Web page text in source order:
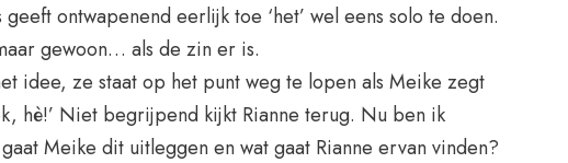
geeft ontwapenend eerlijk toe ‘het’ wel eens solo te doen.
gewoon… als de zin er is.
idee, ze staat op het punt weg te lopen als Meike zegt
hè!’ Niet begrijpend kijkt Rianne terug. Nu ben ik
Meike dit uitleggen en wat gaat Rianne ervan vinden?